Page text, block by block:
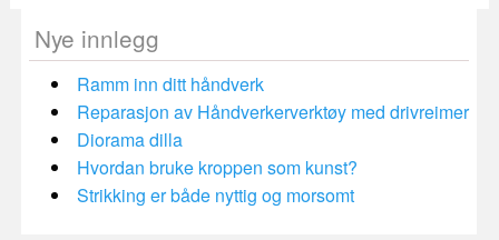
Nye innlegg
Ramm inn ditt håndverk
Reparasjon av Håndverkerverktøy med drivreimer
Diorama dilla
Hvordan bruke kroppen som kunst?
Strikking er både nyttig og morsomt